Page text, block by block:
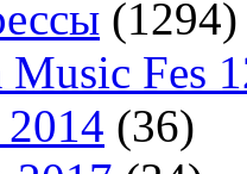
(1294)
Music Fes
2014 (36)